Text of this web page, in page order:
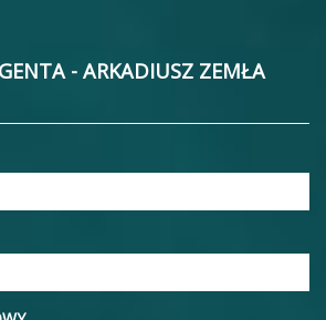
- ARKADIUSZ ZEMŁA